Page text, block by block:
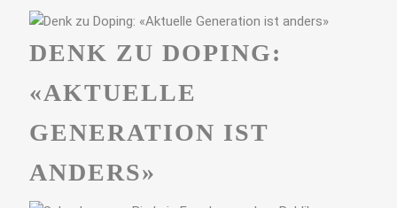
DENK ZU DOPING:
«AKTUELLE
GENERATION IST
ANDERS»